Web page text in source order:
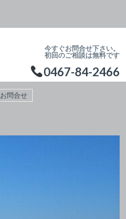
今すぐお問合せ下さい。
初回のご相談は無料です
0467-84-2466
お問合せ